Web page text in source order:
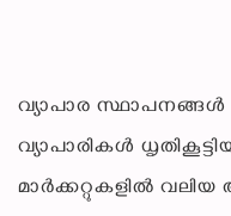
വ്യാപാര സ്ഥാപനങ്ങൾ
വ്യാപാരികൾ
മാർക്കറ്റുകളിൽ